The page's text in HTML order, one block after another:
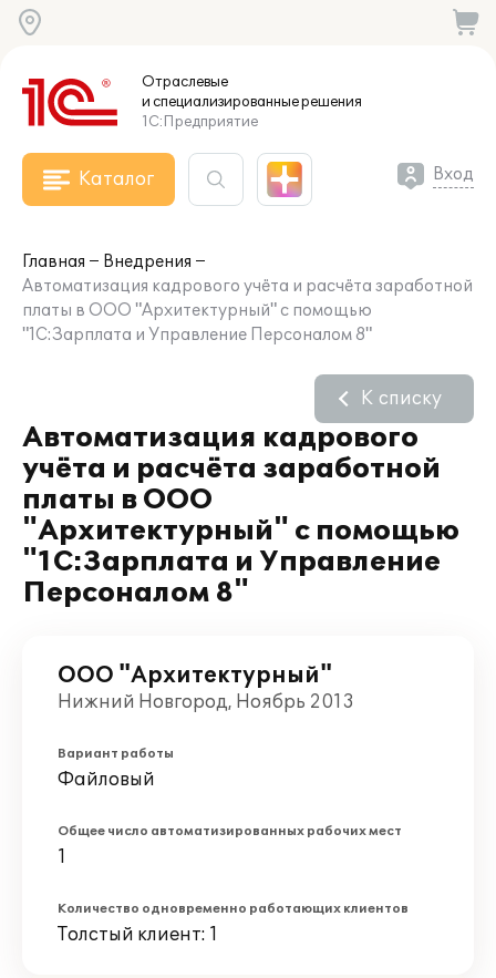
Отраслевые
и специализированныерешения
1С:Предприятие
Каталог Вход
Главная
Внедрения
Автоматизация кадрового учёта и расчёта заработной
платы в ООО "Архитектурный" с помощью
"1С:Зарплата и Управление Персоналом 8"
Автоматизация кадрового
учёта и расчёта заработной
платы в ООО
"Архитектурный" с помощью
"1С:Зарплата и Управление
Персоналом 8"
К списку
ООО "Архитектурный"
Нижний Новгород, Ноябрь 2013
Вариант работы
Файловый
Общее число автоматизированных рабочих мест
1
Количество одновременно работающих клиентов
Толстый клиент: 1